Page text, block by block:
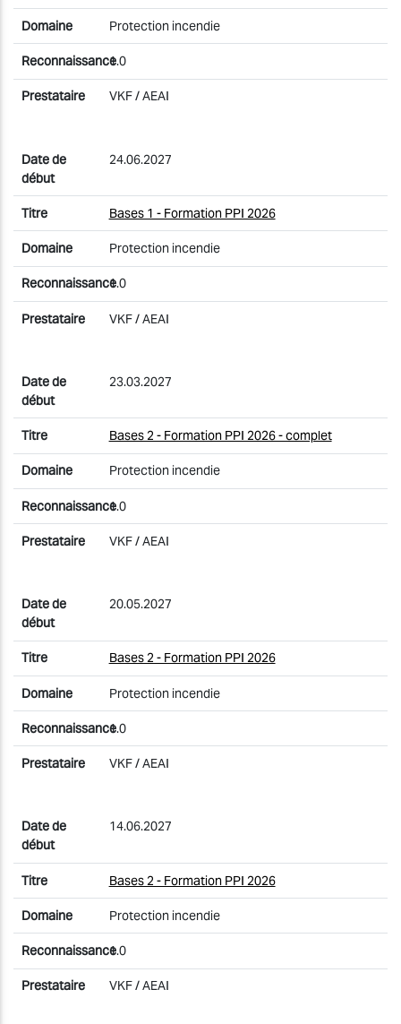
Protection incendie
1.0
VKF / AEAI
24.06.2027
Bases 1 - Formation PPI 2026
Protection incendie
1.0
VKF / AEAI
23.03.2027
Bases 2 - Formation PPI 2026 - complet
Protection incendie
1.0
VKF / AEAI
20.05.2027
Bases 2 - Formation PPI 2026
Protection incendie
1.0
VKF / AEAI
14.06.2027
Bases 2 - Formation PPI 2026
Protection incendie
1.0
VKF / AEAI